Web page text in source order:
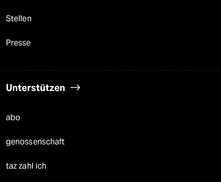
Stellen
Presse
Unterstützen
abo
genossenschaft
taz zahl ich